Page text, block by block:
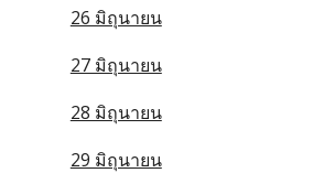
26 มิถุนายน
27 มิถุนายน
28 มิถุนายน
29 มิถุนายน